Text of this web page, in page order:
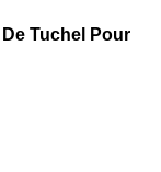
Tuchel Pour